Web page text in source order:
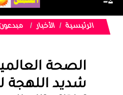
الرئيسية الأخبار
الصحة
شديد اللهجة